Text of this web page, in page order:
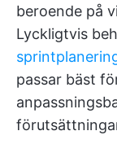
beroende på
Lyckligtvis
passar bäst